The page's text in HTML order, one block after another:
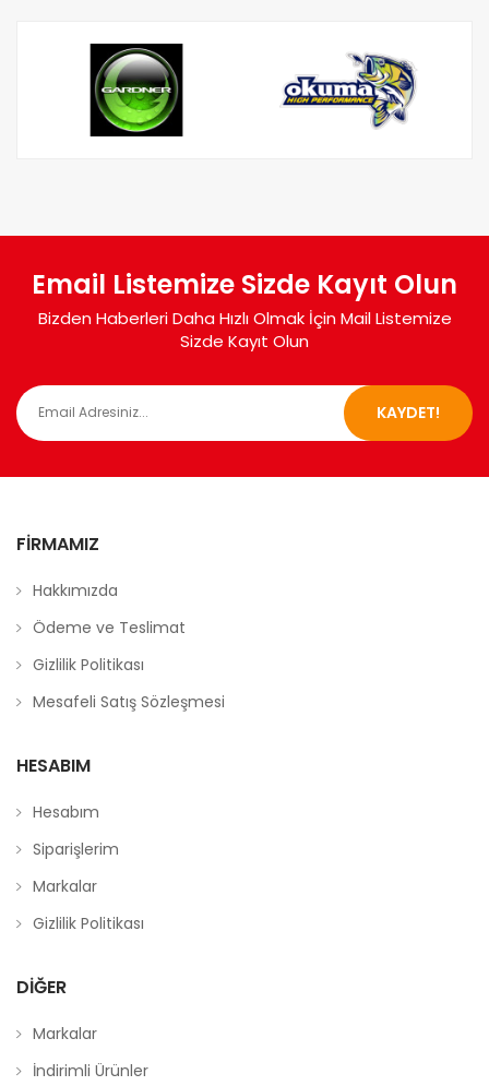
Email Listemize Sizde Kayıt Olun
Bizden Haberleri Daha Hızlı Olmak İçin Mail Listemize
Sizde Kayıt Olun
KAYDET!
FIRMAMIZ
Hakkımızda
Ödeme ve Teslimat
Gizlilik Politikası
Mesafeli Satış Sözleşmesi
HESABIM
Hesabım
Siparişlerim
Markalar
Gizlilik Politikası
DIĞER
Markalar
İndirimli Ürünler